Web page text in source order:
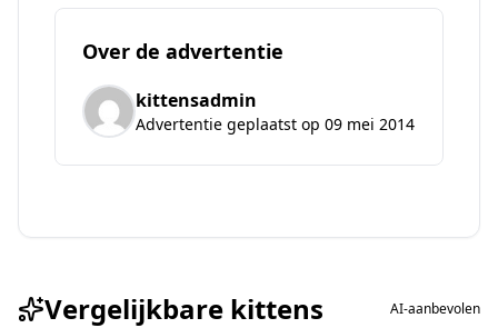
Over de advertentie
kittensadmin
Advertentie geplaatst op 09 mei 2014
Vergelijkbare kittens AI-aanbevolen